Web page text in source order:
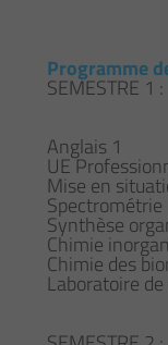
Programme
SEMESTRE 1 :
Anglais 1
UE
Mise en
Spectrométrie
Synthèse
Chimie
Chimie des
Laboratoire